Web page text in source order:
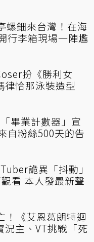
螺鈿來台灣！在海
行李箱現場一陣尷
扮《勝利女
律恰那泳裝造型
畢業計數器」宣
自粉絲500天的告
詭異「抖動」
看 本人發最新聲
！《艾恩葛朗特迴
況主、VT挑戰「死